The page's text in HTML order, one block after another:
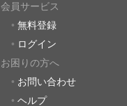
会員サービス
無料登録
ログイン
お困りの方へ
お問い合わせ
ヘルプ